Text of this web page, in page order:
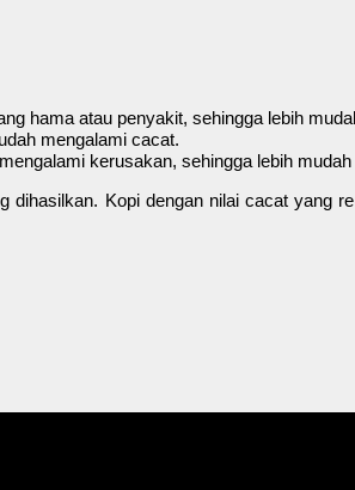
hama atau penyakit, sehingga lebih
mengalami cacat.
kerusakan, sehingga lebih
dihasilkan. Kopi dengan nilai cacat yang